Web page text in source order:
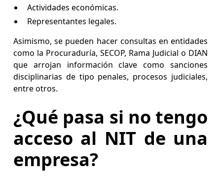
Actividades económicas.
Representantes legales.
Asimismo, se pueden hacer consultas en entidades
como la Procuraduría, SECOP, Rama Judicial o DIAN
que arrojan información clave como sanciones
disciplinarias de tipo penales, procesos judiciales,
entre otros.
¿Qué pasa si no tengo
acceso al NIT de una
empresa?